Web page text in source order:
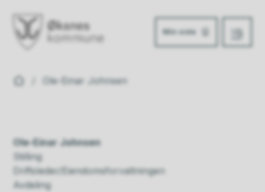
Min side
Meny
Du er her:Ole-Einar Johnsen
Ole-Einar Johnsen
Stilling
Driftsleder/Eiendomsforvaltningen
Avdeling